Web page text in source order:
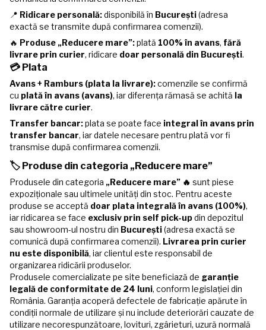
📍 Ridicare personală:disponibilă în București(adresa
exactă se transmite după confirmarea comenzii).
🔥 Produse „Reducere mare”:plată 100% în avans, fără
livrare prin curier, ridicare doar personală din București.
💳 Plata
Avans + Ramburs (plata la livrare):comenzile se confirmă
cu plată în avans (avans), iar diferența rămasă se achită la
livrare către curier.
Transfer bancar:plata se poate face integral în avans prin
transfer bancar, iar datele necesare pentru plată vor fi
transmise după confirmarea comenzii.
🏷️ Produse din categoria „Reducere mare”
Produsele din categoria „Reducere mare” 🔥 sunt piese
expoziționale sau ultimele unități din stoc. Pentru aceste
produse se acceptă doar plata integrală în avans (100%),
iar ridicarea se face exclusiv prin self pick-updin depozitul
sau showroom-ul nostru din București(adresa exactă se
comunică după confirmarea comenzii). Livrarea prin curier
nu este disponibilă, iar clientul este responsabil de
organizarea ridicării produselor.
Produsele comercializate pe site beneficiază de garanție
legală de conformitate de 24 luni, conform legislației din
România. Garanția acoperă defectele de fabricație apărute în
condiții normale de utilizare și nu include deteriorări cauzate de
utilizare necorespunzătoare, lovituri, zgârieturi, uzură normală